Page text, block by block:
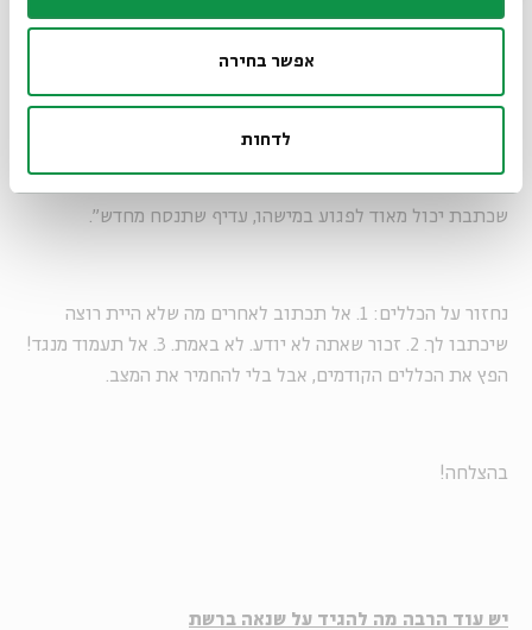
אפשר בחירה
לדחות
לא מספיק להימנע מרע; צריך גם לעשות טוב. אם אתה חושב
ששיחה מסוימת מכילה הפרות של הכללים הקודמים, אל תשתוק
ואל תעמוד מנגד. שתף את המשתתפים בכללים המופיעים לעיל.
שכתבת יכול מאוד לפגוע במישהו, עדיף שתנסח מחדש".
נחזור על הכללים: 1. אל תכתוב לאחרים מה שלא היית רוצה
שיכתבו לך. 2. זכור שאתה לא יודע. לא באמת. 3. אל תעמוד מנגד!
הפץ את הכללים הקודמים, אבל בלי להחמיר את המצב.
בהצלחה!
יש עוד הרבה מה להגיד על שנאה ברשת